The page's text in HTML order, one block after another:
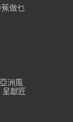
蕉做乜
洲風
呈獻匠